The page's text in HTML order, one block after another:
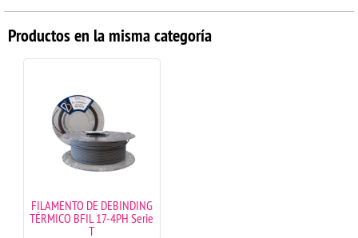
Productos en la misma categoría
FILAMENTO DE DEBINDING
TÉRMICO BFIL 17-4PH Serie
T